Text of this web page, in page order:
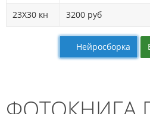
23Х30 кн 3200 руб
Нейросборка